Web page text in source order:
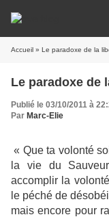
Accueil » Le paradoxe de la
Le paradoxe de
Publié le 03/10/2011 à
Par Marc-Elie
« Que ta volonté
la vie du
accomplir la
le péché de
mais encore pour